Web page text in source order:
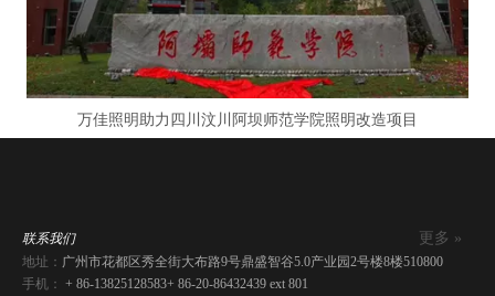
万佳照明助力四川汶川阿坝师范学院照明改造项目
联系我们 更多 »
地址： 广州市花都区秀全街大布路9号鼎盛智谷5.0产业园2号楼8楼510800
手机： + 86-13825128583+ 86-20-86432439 ext 801